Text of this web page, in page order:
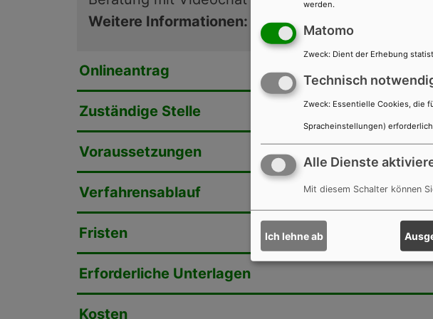
Weitere Informationen:
Virtuelles Amt
Onlineantrag
Zuständige Stelle
Voraussetzungen
Verfahrensablauf
Fristen
Erforderliche Unterlagen
Kosten
werden.
Matomo
Zweck: Dient der Erhebung
Technisch
Zweck: Essentielle Cookies, die
Spracheinstellungen)
Alle Dienste
Mit diesem Schalter können
Ich lehne ab